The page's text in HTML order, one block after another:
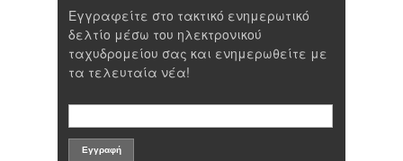
Εγγραφείτε στο τακτικό ενημερωτικό
δελτίο μέσω του ηλεκτρονικού
ταχυδρομείου σας και ενημερωθείτε με
τα τελευταία νέα!